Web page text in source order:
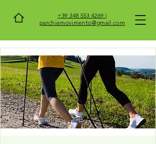
+39 348 553 4269 |
parchiemovimento@gmail.com